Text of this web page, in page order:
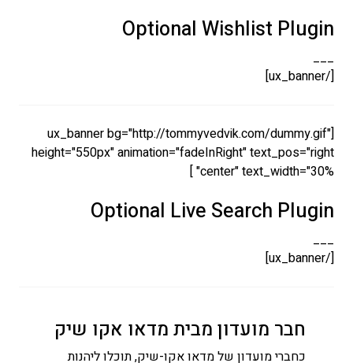
Optional Wishlist Plugin
___
[/ux_banner]
[ux_banner bg="http://tommyvedvik.com/dummy.gif"
height="550px" animation="fadeInRight" text_pos="right
center" text_width="30%" ]
Optional Live Search Plugin
___
[/ux_banner]
חבר מועדון מבית מדאו אקו שיק
כחברי מועדון של מדאו אקו-שיק, תוכלו ליהנות